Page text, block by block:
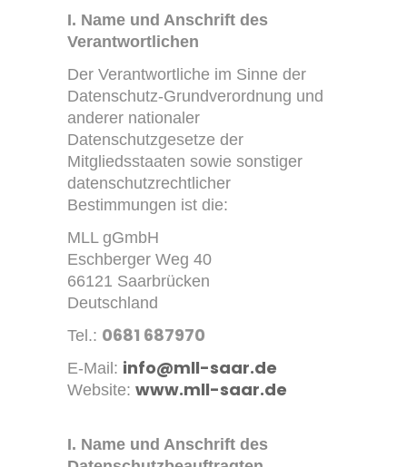
Erscheinungsbild:
Farbig
Graustufen
I. Name und Anschrift des
Verantwortlichen
Der Verantwortliche im Sinne der
Datenschutz-Grundverordnung und
anderer nationaler
Datenschutzgesetze der
Mitgliedsstaaten sowie sonstiger
datenschutzrechtlicher
Bestimmungen ist die:
MLL gGmbH
Eschberger Weg 40
66121 Saarbrücken
Deutschland
Tel.: 0681 687970
E-Mail: info@mll-saar.de
Website: www.mll-saar.de
I. Name und Anschrift des